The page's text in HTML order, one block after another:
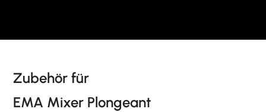
Zubehör für
EMA Mixer Plongeant